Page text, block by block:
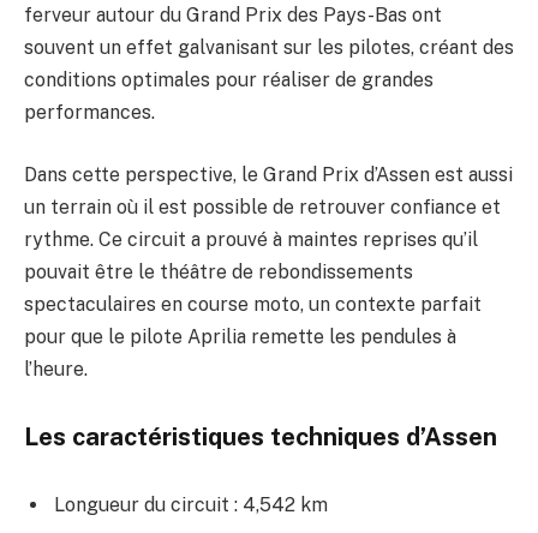
ferveur autour du Grand Prix des Pays-Bas ont
souvent un effet galvanisant sur les pilotes, créant des
conditions optimales pour réaliser de grandes
performances.
Dans cette perspective, le Grand Prix d’Assen est aussi
un terrain où il est possible de retrouver confiance et
rythme. Ce circuit a prouvé à maintes reprises qu’il
pouvait être le théâtre de rebondissements
spectaculaires en course moto, un contexte parfait
pour que le pilote Aprilia remette les pendules à
l’heure.
Les caractéristiques techniques d’Assen
Longueur du circuit : 4,542 km